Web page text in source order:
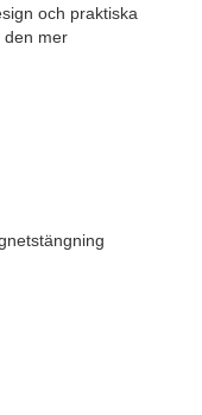
och praktiska
den mer